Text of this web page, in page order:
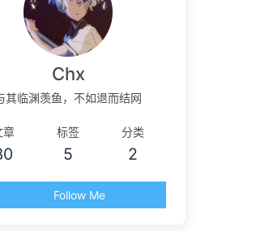
Chx
其临渊羡鱼，不如退而结网
章 标签
5
分类
2
Follow Me